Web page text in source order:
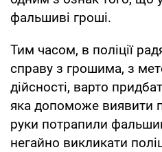
фальшиві гроші.
Тим часом, в поліції
справу з грошима, з
дійсності, варто
яка допоможе виявити
руки потрапили
негайно викликати